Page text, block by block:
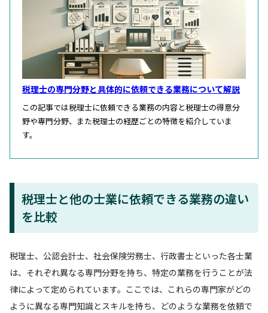
税理士の専門分野と具体的に依頼できる業務について解説
この記事では税理士に依頼できる業務の内容と税理士の得意分
野や専門分野、また税理士の経歴ごとの特徴を紹介していま
す。
税理士と他の士業に依頼できる業務の違い
を比較
税理士、公認会計士、社会保険労務士、行政書士といった各士業
は、それぞれ異なる専門分野を持ち、特定の業務を行うことが法
律によって定められています。ここでは、これらの専門家がどの
ように異なる専門知識とスキルを持ち、どのような業務を依頼で